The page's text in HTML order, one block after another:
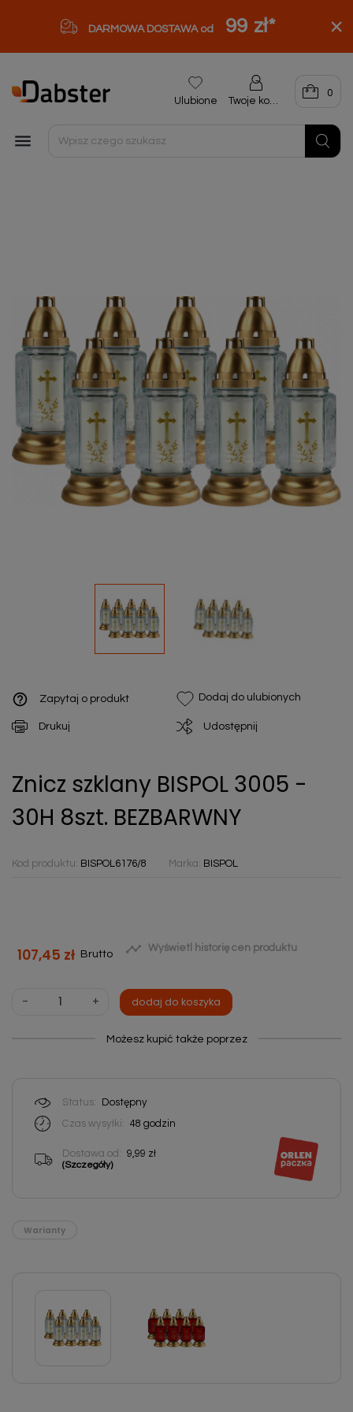
DARMOWA DOSTAWA od 99 zł*

Ulubione Twoje konto
0
help_outline Zapytaj o produkt Dodaj do ulubionych
Drukuj Udostępnij
Znicz szklany BISPOL 3005 -
30H 8szt. BEZBARWNY
Kod produktu: BISPOL6176/8 Marka: BISPOL
107,45 zł Brutto  Wyświetl historię cen produktu
- + dodaj do koszyka
Możesz kupić także poprzez
Status:
Dostępny
Czas wysyłki: 48 godzin
Dostawa od: 9,99 zł
(Szczegóły)
Warianty